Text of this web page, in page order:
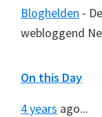
Bloghelden -
webloggend
On this Day
4 years ago...